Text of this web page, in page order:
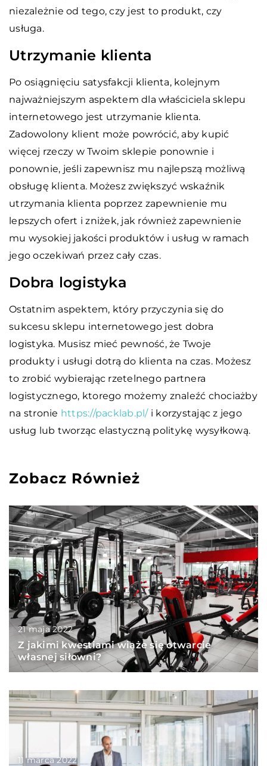
niezależnie od tego, czy jest to produkt, czy
usługa.
Utrzymanie klienta
Po osiągnięciu satysfakcji klienta, kolejnym
najważniejszym aspektem dla właściciela sklepu
internetowego jest utrzymanie klienta.
Zadowolony klient może powrócić, aby kupić
więcej rzeczy w Twoim sklepie ponownie i
ponownie, jeśli zapewnisz mu najlepszą możliwą
obsługę klienta. Możesz zwiększyć wskaźnik
utrzymania klienta poprzez zapewnienie mu
lepszych ofert i zniżek, jak również zapewnienie
mu wysokiej jakości produktów i usług w ramach
jego oczekiwań przez cały czas.
Dobra logistyka
Ostatnim aspektem, który przyczynia się do
sukcesu sklepu internetowego jest dobra
logistyka. Musisz mieć pewność, że Twoje
produkty i usługi dotrą do klienta na czas. Możesz
to zrobić wybierając rzetelnego partnera
logistycznego, ktorego możemy znaleźć chociażby
na stronie https://packlab.pl/i korzystając z jego
usług lub tworząc elastyczną politykę wysyłkową.
Zobacz Również
21 maja 2022
Z jakimi kwestiami wiąże się otwarcie
własnej siłowni?
11 marca 2022